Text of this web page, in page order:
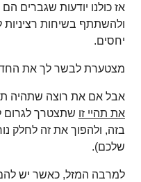
אז כולנו יודעות שגברים הם
ולהשתתף בשיחות רציניות
יחסים.
מצטערת לבשר לך את
אבל אם את רוצה שתהיה
את תהיי זו שתצטרך לגרום
בזה, ולהפוך את זה לחלק
שלכם).
למרבה המזל, כאשר יש